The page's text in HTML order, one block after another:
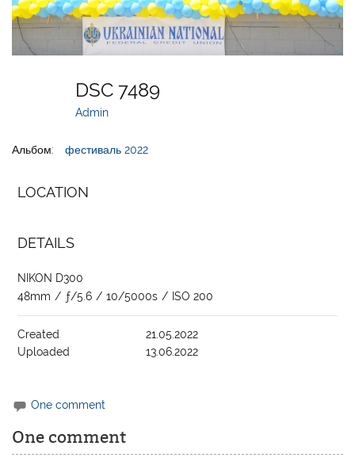
DSC 7489
Admin
Альбом: фестиваль 2022
LOCATION
DETAILS
NIKON D300
48mm / ƒ/5.6 / 10/5000s / ISO 200
Created
21.05.2022
Uploaded
13.06.2022
One comment
One comment